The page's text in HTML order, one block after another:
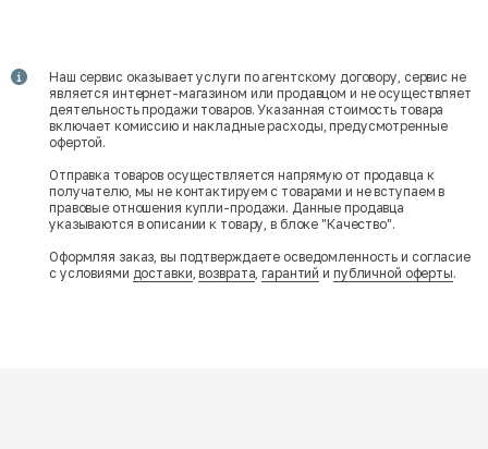
Наш сервис оказывает услуги по агентскому договору, сервис не
является интернет-магазином или продавцом и не осуществляет
деятельность продажи товаров. Указанная стоимость товара
включает комиссию и накладные расходы, предусмотренные
офертой.
Отправка товаров осуществляется напрямую от продавца к
получателю, мы не контактируем с товарами и не вступаем в
правовые отношения купли-продажи. Данные продавца
указываются в описании к товару, в блоке "Качество".
Оформляя заказ, вы подтверждаете осведомленность и согласие
с условиями доставки,возврата,гарантий и публичной оферты.